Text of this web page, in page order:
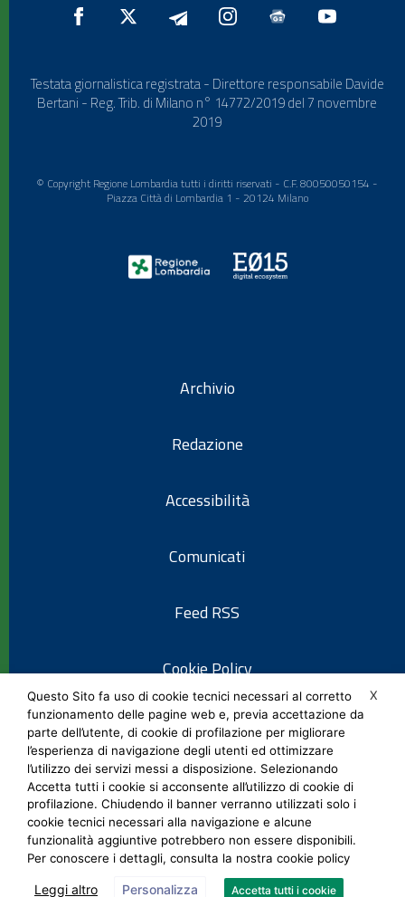
Testata giornalistica registrata - Direttore responsabile Davide
Bertani - Reg. Trib. di Milano n° 14772/2019 del 7 novembre
2019
© Copyright Regione Lombardia tutti i diritti riservati - C.F. 80050050154 -
Piazza Città di Lombardia 1 - 20124 Milano
Archivio
Redazione
Accessibilità
Comunicati
Feed RSS
Cookie Policy
Informativa privacy
Note legali
Social Media Policy
X
Questo Sito fa uso di cookie tecnici necessari al corretto
funzionamento delle pagine web e, previa accettazione da
parte dell’utente, di cookie di profilazione per migliorare
l’esperienza di navigazione degli utenti ed ottimizzare
l’utilizzo dei servizi messi a disposizione. Selezionando
Accetta tutti i cookie si acconsente all’utilizzo di cookie di
profilazione. Chiudendo il banner verranno utilizzati solo i
cookie tecnici necessari alla navigazione e alcune
funzionalità aggiuntive potrebbero non essere disponibili.
Per conoscere i dettagli, consulta la nostra cookie policy
Leggi altro Personalizza Accetta tutti i cookie